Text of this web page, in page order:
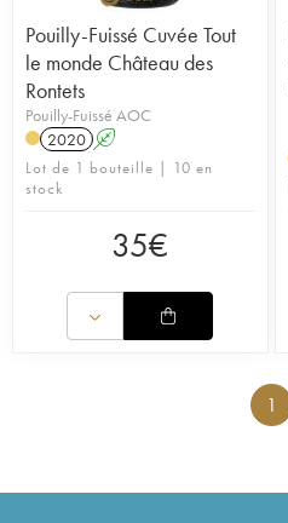
Pouilly-Fuissé Cuvée Tout
le monde Château des
Rontets
Pouilly-Fuissé AOC
2020 A
Lot de 1 bouteille | 10 en
stock
35€
1